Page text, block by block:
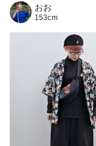
おお
153cm